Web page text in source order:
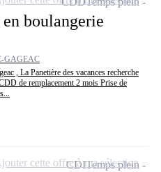
boulangerie
GAGEAC
, La Panetière des vacances recherche
de remplacement 2 mois Prise de
CDITemps plein
cette offre à ma sélection